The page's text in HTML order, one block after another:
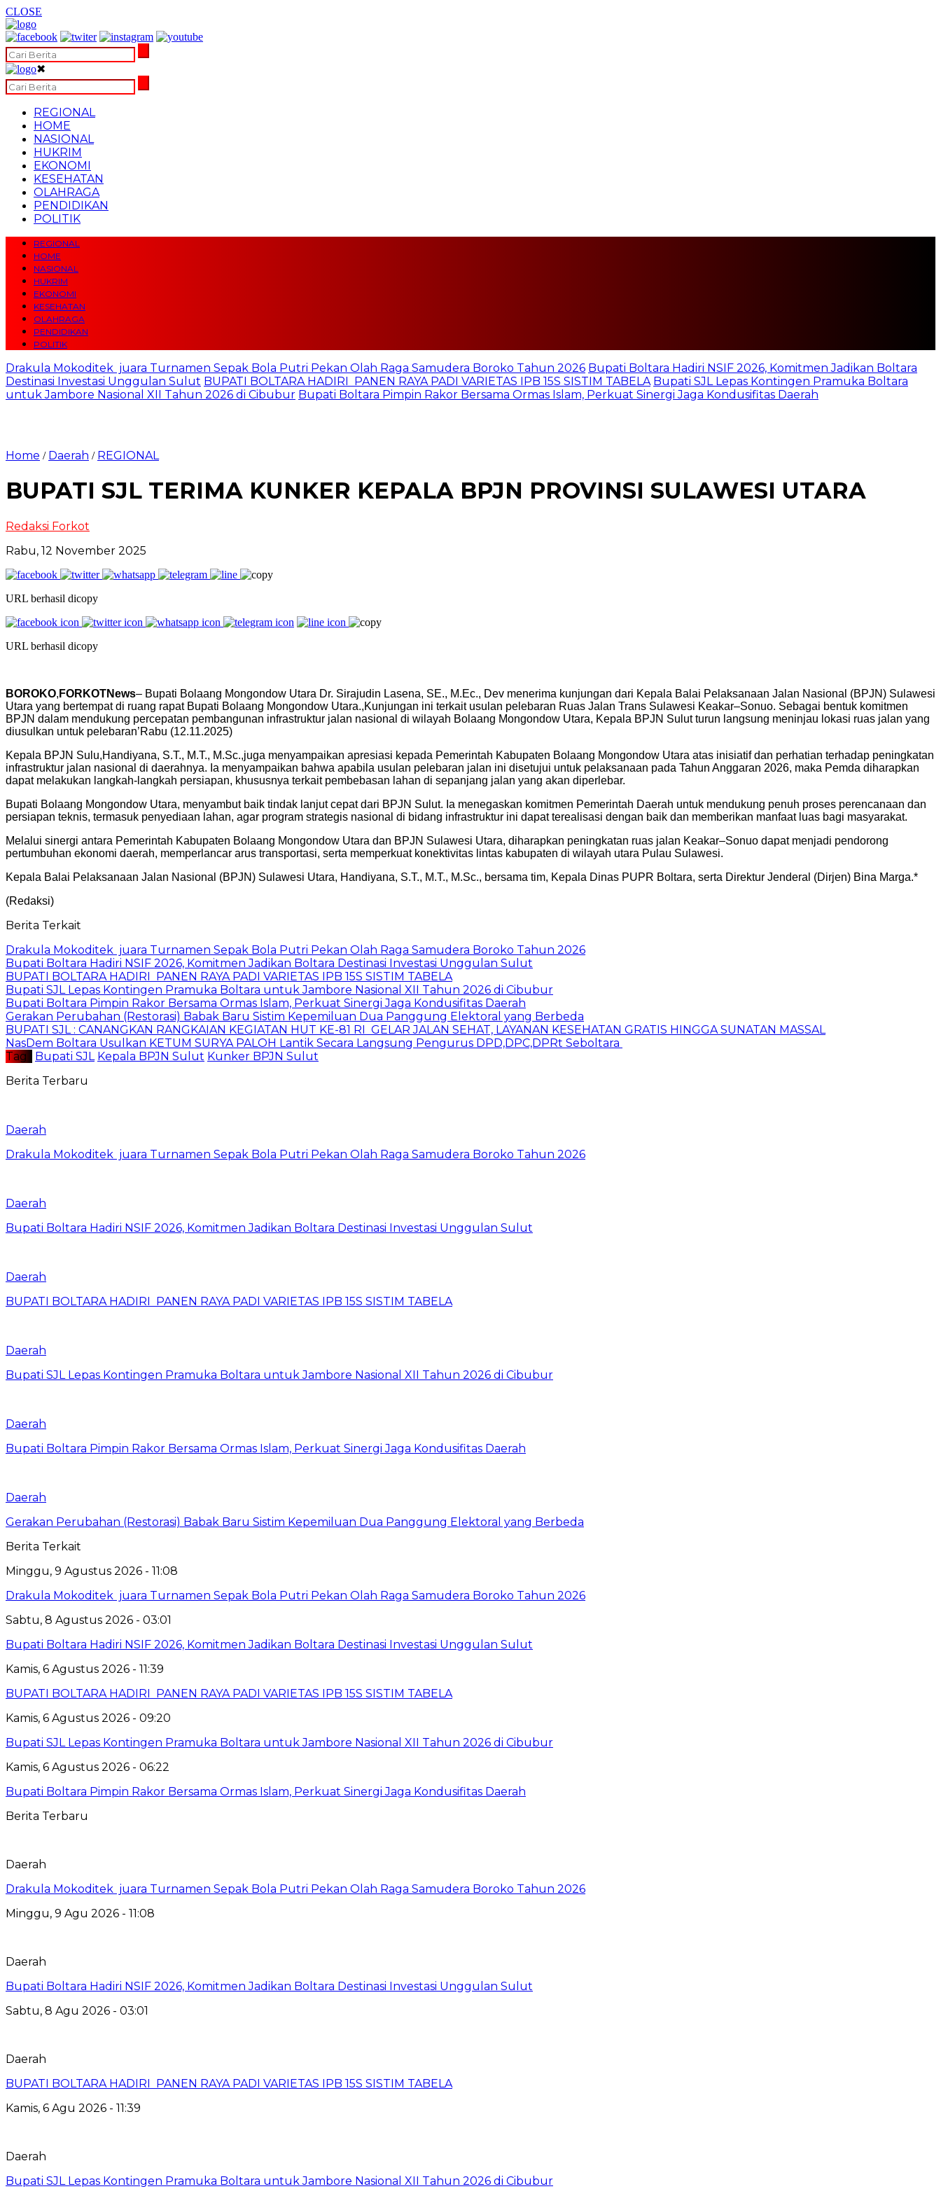
CLOSE
✖
REGIONAL
HOME
NASIONAL
HUKRIM
EKONOMI
KESEHATAN
OLAHRAGA
PENDIDIKAN
POLITIK
REGIONAL
HOME
NASIONAL
HUKRIM
EKONOMI
KESEHATAN
OLAHRAGA
PENDIDIKAN
POLITIK
Drakula Mokoditek juara Turnamen Sepak Bola Putri Pekan Olah Raga Samudera Boroko Tahun 2026 Bupati Boltara Hadiri NSIF 2026, Komitmen Jadikan Boltara
Destinasi Investasi Unggulan Sulut BUPATI BOLTARA HADIRI PANEN RAYA PADI VARIETAS IPB 15S SISTIM TABELA Bupati SJL Lepas Kontingen Pramuka Boltara
untuk Jambore Nasional XII Tahun 2026 di Cibubur Bupati Boltara Pimpin Rakor Bersama Ormas Islam, Perkuat Sinergi Jaga Kondusifitas Daerah
Home / Daerah / REGIONAL
BUPATI SJL TERIMA KUNKER KEPALA BPJN PROVINSI SULAWESI UTARA
Redaksi Forkot
Rabu, 12 November 2025
URL berhasil dicopy
URL berhasil dicopy
BOROKO, FORKOTNews– Bupati Bolaang Mongondow Utara Dr. Sirajudin Lasena, SE., M.Ec., Dev menerima kunjungan dari Kepala Balai Pelaksanaan Jalan Nasional (BPJN) Sulawesi
Utara yang bertempat di ruang rapat Bupati Bolaang Mongondow Utara.,Kunjungan ini terkait usulan pelebaran Ruas Jalan Trans Sulawesi Keakar–Sonuo. Sebagai bentuk komitmen
BPJN dalam mendukung percepatan pembangunan infrastruktur jalan nasional di wilayah Bolaang Mongondow Utara, Kepala BPJN Sulut turun langsung meninjau lokasi ruas jalan yang
diusulkan untuk pelebaran’Rabu (12.11.2025)
Kepala BPJN Sulu,Handiyana, S.T., M.T., M.Sc.,juga menyampaikan apresiasi kepada Pemerintah Kabupaten Bolaang Mongondow Utara atas inisiatif dan perhatian terhadap peningkatan
infrastruktur jalan nasional di daerahnya. Ia menyampaikan bahwa apabila usulan pelebaran jalan ini disetujui untuk pelaksanaan pada Tahun Anggaran 2026, maka Pemda diharapkan
dapat melakukan langkah-langkah persiapan, khususnya terkait pembebasan lahan di sepanjang jalan yang akan diperlebar.
‎Bupati Bolaang Mongondow Utara, menyambut baik tindak lanjut cepat dari BPJN Sulut. Ia menegaskan komitmen Pemerintah Daerah untuk mendukung penuh proses perencanaan dan
persiapan teknis, termasuk penyediaan lahan, agar program strategis nasional di bidang infrastruktur ini dapat terealisasi dengan baik dan memberikan manfaat luas bagi masyarakat.
Melalui sinergi antara Pemerintah Kabupaten Bolaang Mongondow Utara dan BPJN Sulawesi Utara, diharapkan peningkatan ruas jalan Keakar–Sonuo dapat menjadi pendorong
pertumbuhan ekonomi daerah, memperlancar arus transportasi, serta memperkuat konektivitas lintas kabupaten di wilayah utara Pulau Sulawesi.
Kepala Balai Pelaksanaan Jalan Nasional (BPJN) Sulawesi Utara, Handiyana, S.T., M.T., M.Sc., bersama tim, Kepala Dinas PUPR Boltara, serta Direktur Jenderal (Dirjen) Bina Marga.*
(Redaksi)
Berita Terkait
Drakula Mokoditek juara Turnamen Sepak Bola Putri Pekan Olah Raga Samudera Boroko Tahun 2026
Bupati Boltara Hadiri NSIF 2026, Komitmen Jadikan Boltara Destinasi Investasi Unggulan Sulut
BUPATI BOLTARA HADIRI PANEN RAYA PADI VARIETAS IPB 15S SISTIM TABELA
Bupati SJL Lepas Kontingen Pramuka Boltara untuk Jambore Nasional XII Tahun 2026 di Cibubur
Bupati Boltara Pimpin Rakor Bersama Ormas Islam, Perkuat Sinergi Jaga Kondusifitas Daerah
Gerakan Perubahan (Restorasi) Babak Baru Sistim Kepemiluan Dua Panggung Elektoral yang Berbeda
BUPATI SJL : CANANGKAN RANGKAIAN KEGIATAN HUT KE-81 RI GELAR JALAN SEHAT, LAYANAN KESEHATAN GRATIS HINGGA SUNATAN MASSAL
NasDem Boltara Usulkan KETUM SURYA PALOH Lantik Secara Langsung Pengurus DPD,DPC,DPRt Seboltara ‎
Tag :
Bupati SJL Kepala BPJN Sulut Kunker BPJN Sulut
Berita Terbaru
Daerah
Drakula Mokoditek juara Turnamen Sepak Bola Putri Pekan Olah Raga Samudera Boroko Tahun 2026
Daerah
Bupati Boltara Hadiri NSIF 2026, Komitmen Jadikan Boltara Destinasi Investasi Unggulan Sulut
Daerah
BUPATI BOLTARA HADIRI PANEN RAYA PADI VARIETAS IPB 15S SISTIM TABELA
Daerah
Bupati SJL Lepas Kontingen Pramuka Boltara untuk Jambore Nasional XII Tahun 2026 di Cibubur
Daerah
Bupati Boltara Pimpin Rakor Bersama Ormas Islam, Perkuat Sinergi Jaga Kondusifitas Daerah
Daerah
Gerakan Perubahan (Restorasi) Babak Baru Sistim Kepemiluan Dua Panggung Elektoral yang Berbeda
Berita Terkait
Minggu, 9 Agustus 2026 - 11:08
Drakula Mokoditek juara Turnamen Sepak Bola Putri Pekan Olah Raga Samudera Boroko Tahun 2026
Sabtu, 8 Agustus 2026 - 03:01
Bupati Boltara Hadiri NSIF 2026, Komitmen Jadikan Boltara Destinasi Investasi Unggulan Sulut
Kamis, 6 Agustus 2026 - 11:39
BUPATI BOLTARA HADIRI PANEN RAYA PADI VARIETAS IPB 15S SISTIM TABELA
Kamis, 6 Agustus 2026 - 09:20
Bupati SJL Lepas Kontingen Pramuka Boltara untuk Jambore Nasional XII Tahun 2026 di Cibubur
Kamis, 6 Agustus 2026 - 06:22
Bupati Boltara Pimpin Rakor Bersama Ormas Islam, Perkuat Sinergi Jaga Kondusifitas Daerah
Berita Terbaru
Daerah
Drakula Mokoditek juara Turnamen Sepak Bola Putri Pekan Olah Raga Samudera Boroko Tahun 2026
Minggu, 9 Agu 2026 - 11:08
Daerah
Bupati Boltara Hadiri NSIF 2026, Komitmen Jadikan Boltara Destinasi Investasi Unggulan Sulut
Sabtu, 8 Agu 2026 - 03:01
Daerah
BUPATI BOLTARA HADIRI PANEN RAYA PADI VARIETAS IPB 15S SISTIM TABELA
Kamis, 6 Agu 2026 - 11:39
Daerah
Bupati SJL Lepas Kontingen Pramuka Boltara untuk Jambore Nasional XII Tahun 2026 di Cibubur